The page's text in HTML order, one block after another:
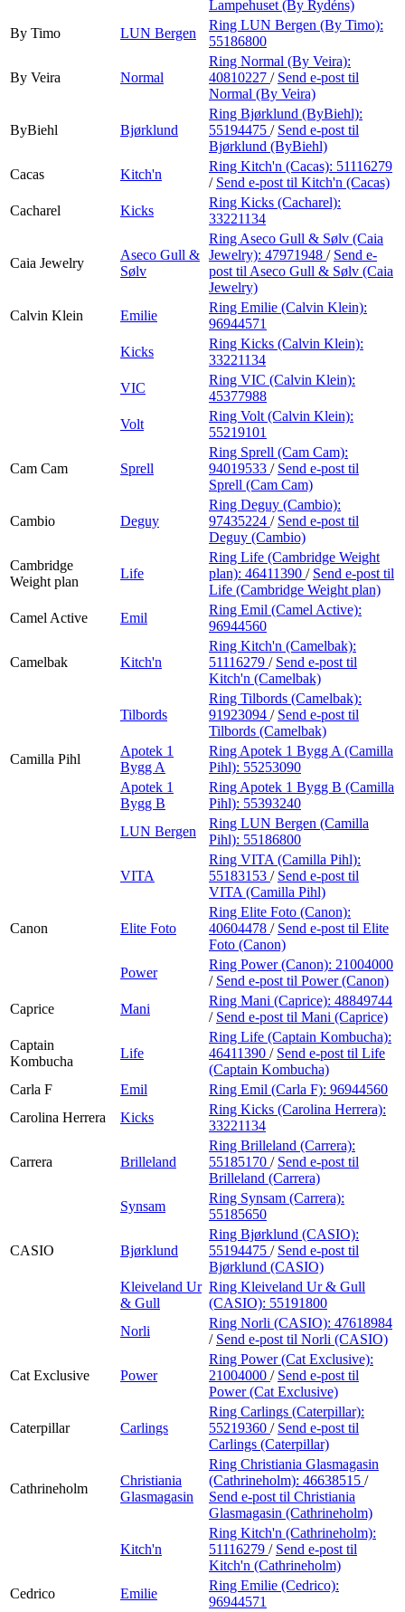
Lampehuset (By Rydéns)
By Timo
LUN Bergen
Ring LUN Bergen (By Timo):
55186800
By Veira Normal
Ring Normal (By Veira):
40810227 / Send e-post til
Normal (By Veira)
ByBiehl Bjørklund
Ring Bjørklund (ByBiehl):
55194475 / Send e-post til
Bjørklund (ByBiehl)
Cacas
Kitch'n
Ring Kitch'n (Cacas): 51116279
/ Send e-post til Kitch'n (Cacas)
Cacharel
Kicks
Ring Kicks (Cacharel):
33221134
Caia Jewelry
Aseco Gull &
Sølv
Ring Aseco Gull & Sølv (Caia
Jewelry): 47971948 / Send e-
post til Aseco Gull & Sølv (Caia
Jewelry)
Calvin Klein
Emilie
Ring Emilie (Calvin Klein):
96944571
Kicks
Ring Kicks (Calvin Klein):
33221134
VIC
Ring VIC (Calvin Klein):
45377988
Volt
Ring Volt (Calvin Klein):
55219101
Cam Cam Sprell
Ring Sprell (Cam Cam):
94019533 / Send e-post til
Sprell (Cam Cam)
Cambio Deguy
Ring Deguy (Cambio):
97435224 / Send e-post til
Deguy (Cambio)
Cambridge
Weight plan
Life
Ring Life (Cambridge Weight
plan): 46411390 / Send e-post til
Life (Cambridge Weight plan)
Camel Active
Emil
Ring Emil (Camel Active):
96944560
Camelbak Kitch'n
Ring Kitch'n (Camelbak):
51116279 / Send e-post til
Kitch'n (Camelbak)
Tilbords
Ring Tilbords (Camelbak):
91923094 / Send e-post til
Tilbords (Camelbak)
Camilla Pihl
Apotek 1
Bygg A
Ring Apotek 1 Bygg A (Camilla
Pihl): 55253090
Apotek 1
Bygg B
Ring Apotek 1 Bygg B (Camilla
Pihl): 55393240
LUN Bergen
Ring LUN Bergen (Camilla
Pihl): 55186800
VITA
Ring VITA (Camilla Pihl):
55183153 / Send e-post til
VITA (Camilla Pihl)
Canon Elite Foto
Ring Elite Foto (Canon):
40604478 / Send e-post til Elite
Foto (Canon)
Power
Ring Power (Canon): 21004000
/ Send e-post til Power (Canon)
Caprice
Mani
Ring Mani (Caprice): 48849744
/ Send e-post til Mani (Caprice)
Captain
Kombucha
Life
Ring Life (Captain Kombucha):
46411390 / Send e-post til Life
(Captain Kombucha)
Carla F
Emil Ring Emil (Carla F): 96944560
Carolina Herrera
Kicks
Ring Kicks (Carolina Herrera):
33221134
Carrera Brilleland
Ring Brilleland (Carrera):
55185170 / Send e-post til
Brilleland (Carrera)
Synsam
Ring Synsam (Carrera):
55185650
CASIO Bjørklund
Ring Bjørklund (CASIO):
55194475 / Send e-post til
Bjørklund (CASIO)
Kleiveland Ur
& Gull
Ring Kleiveland Ur & Gull
(CASIO): 55191800
Norli
Ring Norli (CASIO): 47618984
/ Send e-post til Norli (CASIO)
Cat Exclusive Power
Ring Power (Cat Exclusive):
21004000 / Send e-post til
Power (Cat Exclusive)
Caterpillar Carlings
Ring Carlings (Caterpillar):
55219360 / Send e-post til
Carlings (Caterpillar)
Cathrineholm
Christiania
Glasmagasin
Ring Christiania Glasmagasin
(Cathrineholm): 46638515 /
Send e-post til Christiania
Glasmagasin (Cathrineholm)
Kitch'n
Ring Kitch'n (Cathrineholm):
51116279 / Send e-post til
Kitch'n (Cathrineholm)
Cedrico
Emilie
Ring Emilie (Cedrico):
96944571